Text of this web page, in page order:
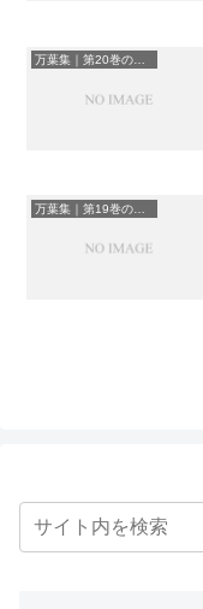
万葉集｜第20巻の和歌一覧
万葉集｜第19巻の和歌一覧